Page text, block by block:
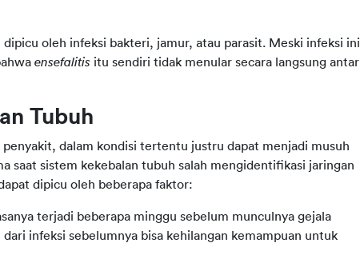
oleh infeksi bakteri, jamur, atau parasit. Meski infeksi ini
ensefalitis itu sendiri tidak menular secara langsung antar
Tubuh
dalam kondisi tertentu justru dapat menjadi musuh
saat sistem kekebalan tubuh salah mengidentifikasi jaringan
dipicu oleh beberapa faktor:
terjadi beberapa minggu sebelum munculnya gejala
infeksi sebelumnya bisa kehilangan kemampuan untuk